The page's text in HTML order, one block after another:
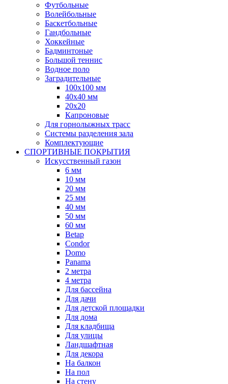
Футбольные
Волейбольные
Баскетбольные
Гандбольные
Хоккейные
Бадминтоные
Большой теннис
Водное поло
Заградительные
100х100 мм
40х40 мм
20х20
Капроновые
Для горнолыжных трасс
Системы разделения зала
Комплектующие
СПОРТИВНЫЕ ПОКРЫТИЯ
Искусственный газон
6 мм
10 мм
20 мм
25 мм
40 мм
50 мм
60 мм
Betap
Condor
Domo
Panama
2 метра
4 метра
Для бассейна
Для дачи
Для детской площадки
Для дома
Для кладбища
Для улицы
Ландшафтная
Для декора
На балкон
На пол
На стену